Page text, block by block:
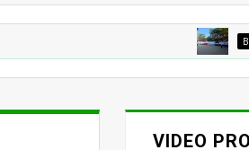
BERITA
VIDEO